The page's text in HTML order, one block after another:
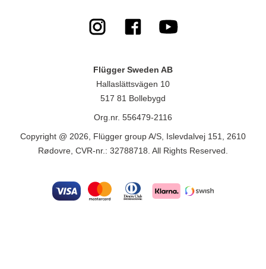
Flügger Sweden AB
Hallaslättsvägen 10
517 81 Bollebygd
Org.nr. 556479-2116
Copyright @ 2026, Flügger group A/S, Islevdalvej 151, 2610
Rødovre, CVR-nr.: 32788718. All Rights Reserved.